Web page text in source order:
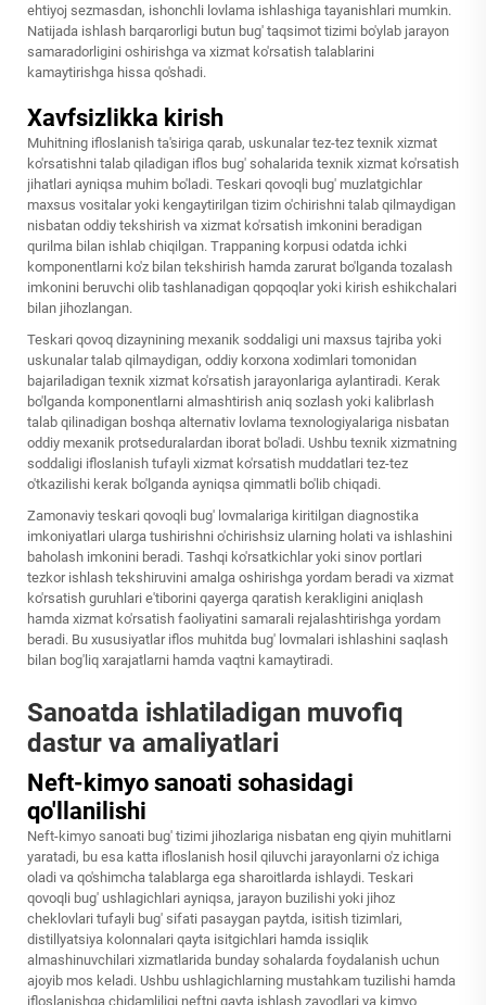
ehtiyoj sezmasdan, ishonchli lovlama ishlashiga tayanishlari mumkin.
Natijada ishlash barqarorligi butun bug' taqsimot tizimi bo'ylab jarayon
samaradorligini oshirishga va xizmat ko'rsatish talablarini
kamaytirishga hissa qo'shadi.
Xavfsizlikka kirish
Muhitning ifloslanish ta'siriga qarab, uskunalar tez-tez texnik xizmat
ko'rsatishni talab qiladigan iflos bug' sohalarida texnik xizmat ko'rsatish
jihatlari ayniqsa muhim bo'ladi. Teskari qovoqli bug' muzlatgichlar
maxsus vositalar yoki kengaytirilgan tizim o'chirishni talab qilmaydigan
nisbatan oddiy tekshirish va xizmat ko'rsatish imkonini beradigan
qurilma bilan ishlab chiqilgan. Trappaning korpusi odatda ichki
komponentlarni ko'z bilan tekshirish hamda zarurat bo'lganda tozalash
imkonini beruvchi olib tashlanadigan qopqoqlar yoki kirish eshikchalari
bilan jihozlangan.
Teskari qovoq dizaynining mexanik soddaligi uni maxsus tajriba yoki
uskunalar talab qilmaydigan, oddiy korxona xodimlari tomonidan
bajariladigan texnik xizmat ko'rsatish jarayonlariga aylantiradi. Kerak
bo'lganda komponentlarni almashtirish aniq sozlash yoki kalibrlash
talab qilinadigan boshqa alternativ lovlama texnologiyalariga nisbatan
oddiy mexanik protseduralardan iborat bo'ladi. Ushbu texnik xizmatning
soddaligi ifloslanish tufayli xizmat ko'rsatish muddatlari tez-tez
o'tkazilishi kerak bo'lganda ayniqsa qimmatli bo'lib chiqadi.
Zamonaviy teskari qovoqli bug' lovmalariga kiritilgan diagnostika
imkoniyatlari ularga tushirishni o'chirishsiz ularning holati va ishlashini
baholash imkonini beradi. Tashqi ko'rsatkichlar yoki sinov portlari
tezkor ishlash tekshiruvini amalga oshirishga yordam beradi va xizmat
ko'rsatish guruhlari e'tiborini qayerga qaratish kerakligini aniqlash
hamda xizmat ko'rsatish faoliyatini samarali rejalashtirishga yordam
beradi. Bu xususiyatlar iflos muhitda bug' lovmalari ishlashini saqlash
bilan bog'liq xarajatlarni hamda vaqtni kamaytiradi.
Sanoatda ishlatiladigan muvofiq
dastur va amaliyatlari
Neft-kimyo sanoati sohasidagi
qo'llanilishi
Neft-kimyo sanoati bug' tizimi jihozlariga nisbatan eng qiyin muhitlarni
yaratadi, bu esa katta ifloslanish hosil qiluvchi jarayonlarni o'z ichiga
oladi va qo'shimcha talablarga ega sharoitlarda ishlaydi. Teskari
qovoqli bug' ushlagichlari ayniqsa, jarayon buzilishi yoki jihoz
cheklovlari tufayli bug' sifati pasaygan paytda, isitish tizimlari,
distillyatsiya kolonnalari qayta isitgichlari hamda issiqlik
almashinuvchilari xizmatlarida bunday sohalarda foydalanish uchun
ajoyib mos keladi. Ushbu ushlagichlarning mustahkam tuzilishi hamda
ifloslanishga chidamliligi neftni qayta ishlash zavodlari va kimyo